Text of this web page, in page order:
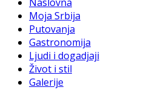
Naslovna
Moja Srbija
Putovanja
Gastronomija
Ljudi i dogadjaji
Život i stil
Galerije